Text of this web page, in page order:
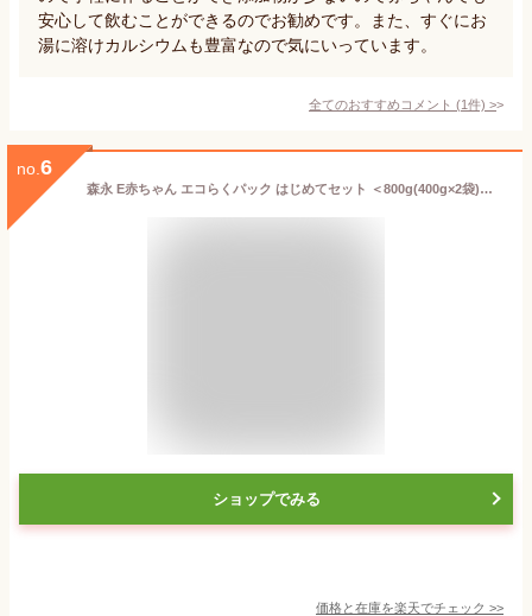
安心して飲むことができるのでお勧めです。また、すぐにお
湯に溶けカルシウムも豊富なので気にいっています。
全てのおすすめコメント (1件) >
no. 6
森永 E赤ちゃん エコらくパック はじめてセット ＜800g(400g×2袋)＞【 森永乳業 公式ショップ】 粉ミルク 赤ちゃん 育児用 粉乳 ミルク 0ヵ月-1歳頃迄 ラクトフェリン オリゴ糖 ルテイン新生児 乳児用 母乳に近い 成分 フォローアップミルク つめかえ 粉ミルクケース セット
ショップでみる
価格と在庫を楽天でチェック >>